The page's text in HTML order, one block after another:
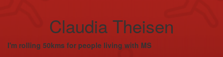
Claudia Theisen
I'm rolling 50kms for people living with MS